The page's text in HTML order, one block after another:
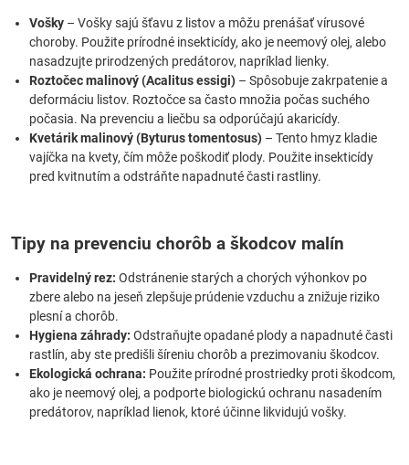
Vošky – Vošky sajú šťavu z listov a môžu prenášať vírusové
choroby. Použite prírodné insekticídy, ako je neemový olej, alebo
nasadzujte prirodzených predátorov, napríklad lienky.
Roztočec malinový (Acalitus essigi) – Spôsobuje zakrpatenie a
deformáciu listov. Roztočce sa často množia počas suchého
počasia. Na prevenciu a liečbu sa odporúčajú akaricídy.
Kvetárik malinový (Byturus tomentosus) – Tento hmyz kladie
vajíčka na kvety, čím môže poškodiť plody. Použite insekticídy
pred kvitnutím a odstráňte napadnuté časti rastliny.
Tipy na prevenciu chorôb a škodcov malín
Pravidelný rez: Odstránenie starých a chorých výhonkov po
zbere alebo na jeseň zlepšuje prúdenie vzduchu a znižuje riziko
plesní a chorôb.
Hygiena záhrady: Odstraňujte opadané plody a napadnuté časti
rastlín, aby ste predišli šíreniu chorôb a prezimovaniu škodcov.
Ekologická ochrana: Použite prírodné prostriedky proti škodcom,
ako je neemový olej, a podporte biologickú ochranu nasadením
predátorov, napríklad lienok, ktoré účinne likvidujú vošky.